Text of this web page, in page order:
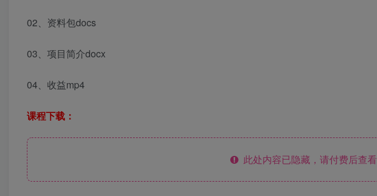
02、资料包docs
03、项目简介docx
04、收益mp4
课程下载：
此处内容已隐藏，请付费后查看